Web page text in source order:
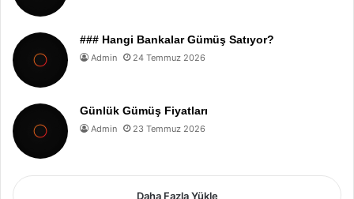
### Hangi Bankalar Gümüş Satıyor?
Admin 24 Temmuz 2026
Günlük Gümüş Fiyatları
Admin 23 Temmuz 2026
Daha Fazla Yükle